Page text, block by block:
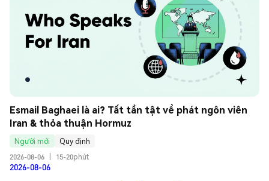
Esmail Baghaei là ai? Tất tần tật về phát ngôn viên
Iran & thỏa thuận Hormuz
Người mới
Quy định
2026-08-06
15-20phút
2026-08-06